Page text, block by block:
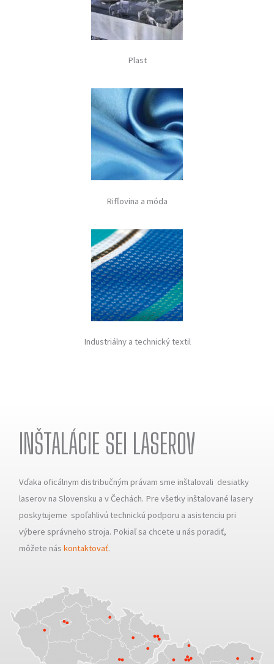
Plast
Rifľovina a móda
Industriálny a technický textil
INŠTALÁCIE SEI LASEROV
Vďaka oficálnym distribučným právam sme inštalovali desiatky
laserov na Slovensku a v Čechách. Pre všetky inštalované lasery
poskytujeme spoľahlivú technickú podporu a asistenciu pri
výbere správneho stroja. Pokiaľ sa chcete u nás poradiť,
môžete náskontaktovať.